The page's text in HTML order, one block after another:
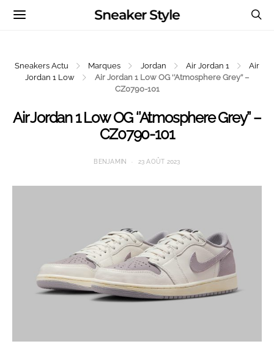
Sneaker Style
Sneakers Actu Marques Jordan Air Jordan 1
Air
Jordan 1 Low
Air Jordan 1 Low OG ‘’Atmosphere Grey’’ –
CZ0790-101
Air Jordan 1 Low OG ‘’Atmosphere Grey’’ –
CZ0790-101
BENJAMIN 23 AOÛT 2023